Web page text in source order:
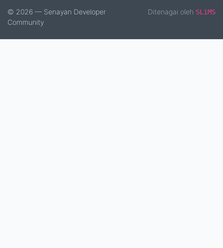
© 2026 — Senayan Developer
Community
Ditenagai oleh SLiMS